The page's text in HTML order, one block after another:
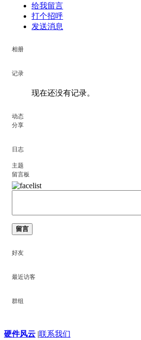
给我留言
打个招呼
发送消息
相册
记录
现在还没有记录。
动态
分享
日志
主题
留言板
留言
好友
最近访客
群组
硬件风云 |联系我们